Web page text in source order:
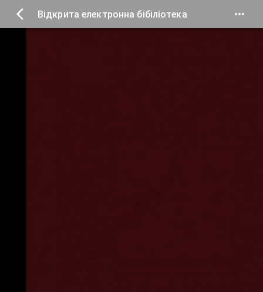
Відкрита електронна бібіліотека